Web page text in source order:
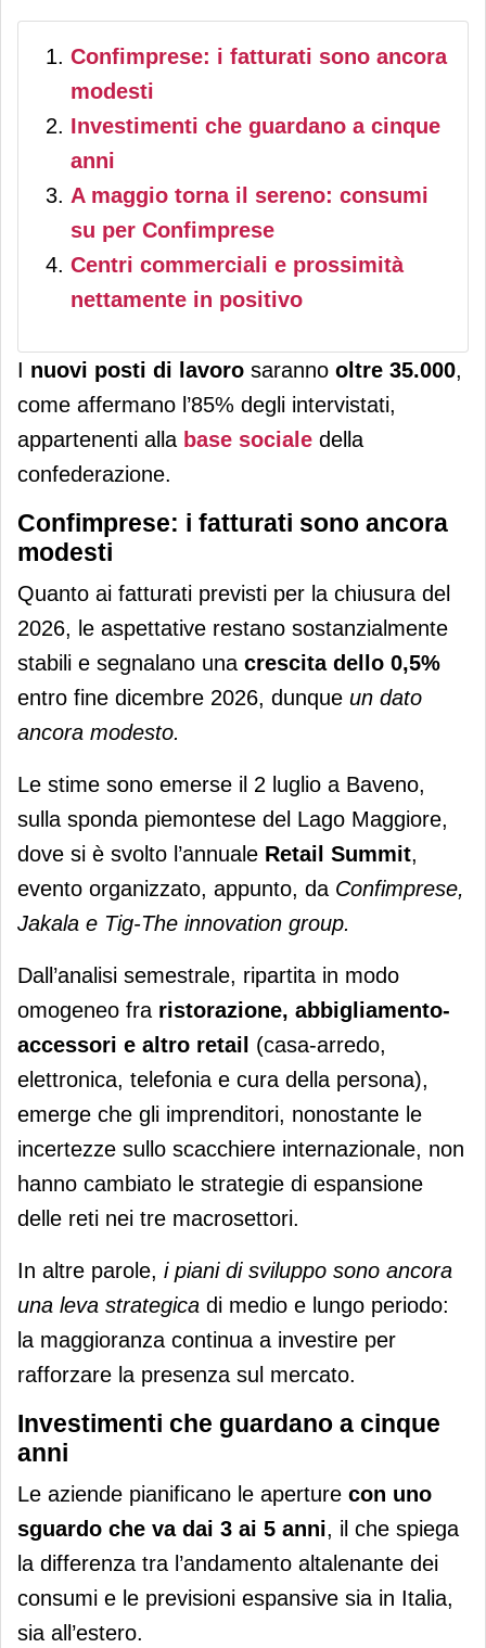
Confimprese: i fatturati sono ancora
modesti
Investimenti che guardano a cinque
anni
A maggio torna il sereno: consumi
su per Confimprese
Centri commerciali e prossimità
nettamente in positivo
I nuovi posti di lavoro saranno oltre 35.000,
come affermano l’85% degli intervistati,
appartenenti alla base sociale della
confederazione.
Confimprese: i fatturati sono ancora
modesti
Quanto ai fatturati previsti per la chiusura del
2026, le aspettative restano sostanzialmente
stabili e segnalano una crescita dello 0,5%
entro fine dicembre 2026, dunque un dato
ancora modesto.
Le stime sono emerse il 2 luglio a Baveno,
sulla sponda piemontese del Lago Maggiore,
dove si è svolto l’annuale Retail Summit,
evento organizzato, appunto, da Confimprese,
Jakala e Tig-The innovation group.
Dall’analisi semestrale, ripartita in modo
omogeneo fra ristorazione, abbigliamento-
accessori e altro retail
(casa-arredo,
elettronica, telefonia e cura della persona),
emerge che gli imprenditori, nonostante le
incertezze sullo scacchiere internazionale, non
hanno cambiato le strategie di espansione
delle reti nei tre macrosettori.
In altre parole, i piani di sviluppo sono ancora
una leva strategica di medio e lungo periodo:
la maggioranza continua a investire per
rafforzare la presenza sul mercato.
Investimenti che guardano a cinque
anni
Le aziende pianificano le aperture con uno
sguardo che va dai 3 ai 5 anni, il che spiega
la differenza tra l’andamento altalenante dei
consumi e le previsioni espansive sia in Italia,
sia all’estero.